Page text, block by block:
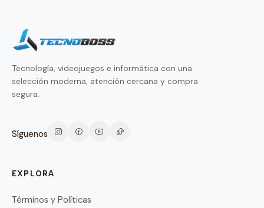
Tecnología, videojuegos e informática con una
selección moderna, atención cercana y compra
segura.
Síguenos
EXPLORA
Términos y Políticas